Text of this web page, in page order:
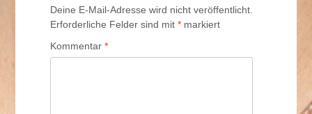
Deine E-Mail-Adresse wird nicht veröffentlicht.
Erforderliche Felder sind mit* markiert
Kommentar*